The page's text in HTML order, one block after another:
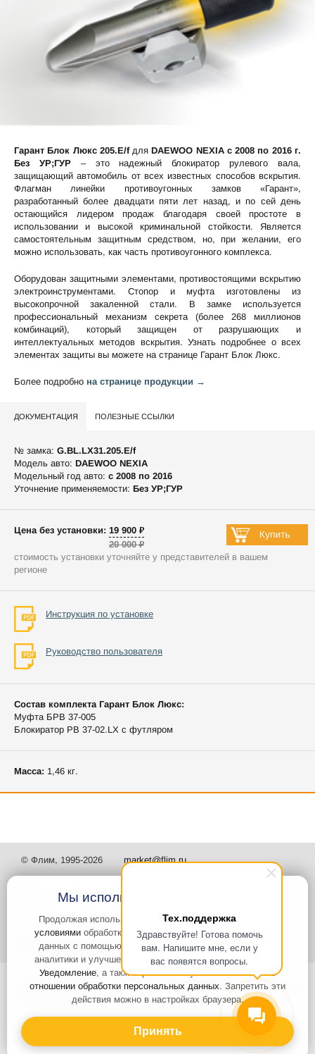
Тех.поддержка
Здравствуйте! Готова помочь
вам. Напишите мне, если у
вас появятся вопросы.
Гарант Блок Люкс 205.E/f дляDAEWOO NEXIA c 2008 по 2016 г.
Без УР;ГУР– это надежный блокиратор рулевого вала,
защищающий автомобиль от всех известных способов вскрытия.
Флагман линейки противоугонных замков «Гарант»,
разработанный более двадцати пяти лет назад, и по сей день
остающийся лидером продаж благодаря своей простоте в
использовании и высокой криминальной стойкости. Является
самостоятельным защитным средством, но, при желании, его
можно использовать, как часть противоугонного комплекса.
Оборудован защитными элементами, противостоящими вскрытию
электроинструментами. Стопор и муфта изготовлены из
высокопрочной закаленной стали. В замке используется
профессиональный механизм секрета (более 268 миллионов
комбинаций), который защищен от разрушающих и
интеллектуальных методов вскрытия. Узнать подробнее о всех
элементах защиты вы можете на странице Гарант Блок Люкс.
Более подробно на странице продукции →
ДОКУМЕНТАЦИЯ ПОЛЕЗНЫЕ ССЫЛКИ
№ замка: G.BL.LX31.205.E/f
Модель авто: DAEWOO NEXIA
Модельный год авто: c 2008 по 2016
Уточнение применяемости: Без УР;ГУР
Цена без установки: 19 900 ₽
20 000 ₽
стоимость установки уточняйте у представителей в вашем
регионе
Инструкция по установке
Руководство пользователя
Состав комплекта Гарант Блок Люкс:
Муфта БРВ 37-005
Блокиратор РВ 37-02.LX с футляром
Масса: 1,46 кг.
© Флим, 1995-2026 market@flim.ru
Задать вопрос Контакты
Интернет-сайт носит информационный характер и не является
публичной офертой, которая определяется положениями статьи 437
Гражданского кодекса РФ. Информация о характеристиках и
стоимости товаров, указанных на сайте, условия доставки может
быть изменена в одностороннем порядке. Информация по ценам,
может отличаться от фактической, к моменту оформления заказа.
Мы используем файлы Cookies
Продолжая использовать наш сайт, высоглашаетесь с
условиями обработки cookie-файлов и пользовательских
данных с помощью Яндекс.Метрика, необходимых для
аналитики и улучшения качества работы сайта и сервиса
Уведомление, а также принимаете условияПолитики в
отношении обработки персональных данных. Запретить эти
действия можно в настройках браузера.
Принять